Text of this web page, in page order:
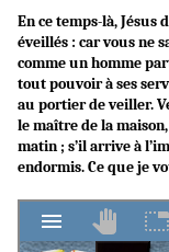
En ce temps-là, Jésus
éveillés : car vous ne
comme un homme
tout pouvoir à ses
au portier de veiller.
le maître de la
matin ; s’il arrive à
endormis. Ce que je